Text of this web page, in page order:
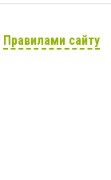
Правилами сайту